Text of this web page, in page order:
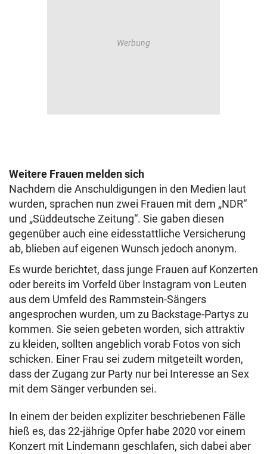
Weitere Frauen melden sich
Nachdem die Anschuldigungen in den Medien laut
wurden, sprachen nun zwei Frauen mit dem „NDR“
und „Süddeutsche Zeitung“. Sie gaben diesen
gegenüber auch eine eidesstattliche Versicherung
ab, blieben auf eigenen Wunsch jedoch anonym.
Es wurde berichtet, dass junge Frauen auf Konzerten
oder bereits im Vorfeld über Instagram von Leuten
aus dem Umfeld des Rammstein-Sängers
angesprochen wurden, um zu Backstage-Partys zu
kommen. Sie seien gebeten worden, sich attraktiv
zu kleiden, sollten angeblich vorab Fotos von sich
schicken. Einer Frau sei zudem mitgeteilt worden,
dass der Zugang zur Party nur bei Interesse an Sex
mit dem Sänger verbunden sei.
In einem der beiden expliziter beschriebenen Fälle
hieß es, das 22-jährige Opfer habe 2020 vor einem
Konzert mit Lindemann geschlafen, sich dabei aber